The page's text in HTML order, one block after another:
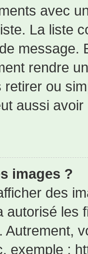
avec
La liste
message.
rendre
ou
aussi
images ?
des
autorisé
Autrement,
exemple :